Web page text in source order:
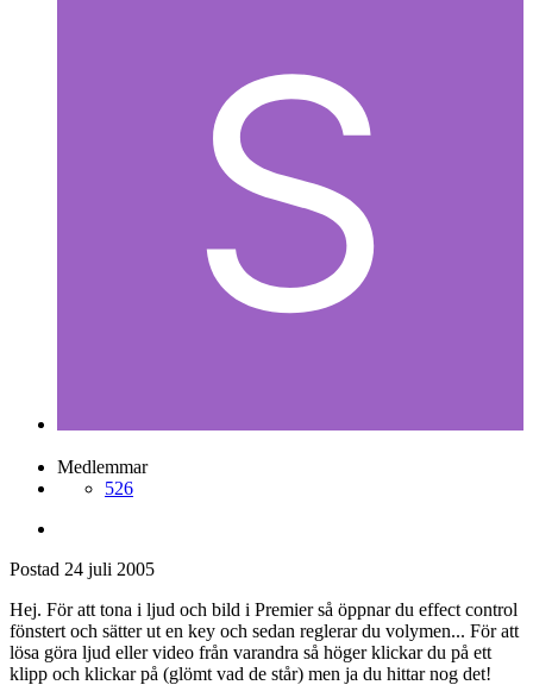
Medlemmar
526
Postad 24 juli 2005
Hej. För att tona i ljud och bild i Premier så öppnar du effect control
fönstert och sätter ut en key och sedan reglerar du volymen... För att
lösa göra ljud eller video från varandra så höger klickar du på ett
klipp och klickar på (glömt vad de står) men ja du hittar nog det!